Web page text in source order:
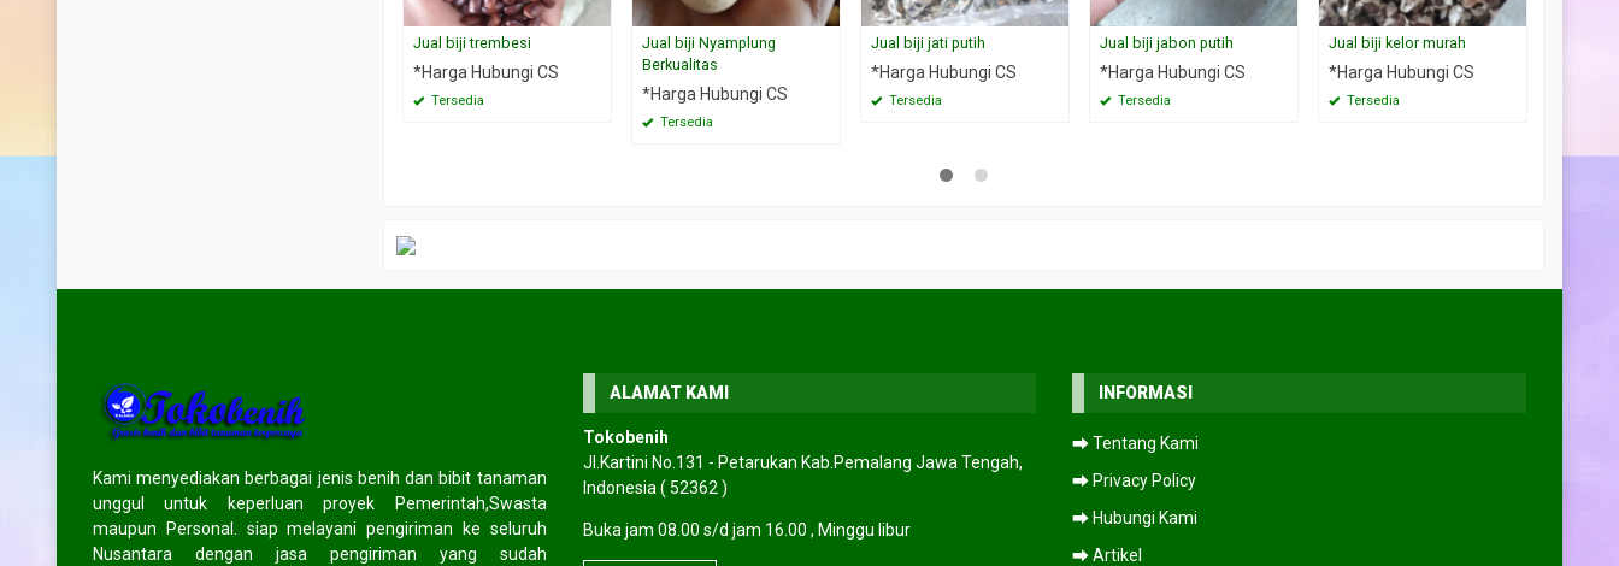
Jual biji trembesi
*Harga Hubungi CS
Tersedia
Jual biji Nyamplung
Berkualitas
*Harga Hubungi CS
Tersedia
Jual biji jati putih
*Harga Hubungi CS
Tersedia
Jual biji jabon putih
*Harga Hubungi CS
Tersedia
Jual biji kelor murah
*Harga Hubungi CS
Tersedia
Kami menyediakan berbagai jenis benih dan bibit tanaman
unggul untuk keperluan proyek Pemerintah,Swasta
maupun Personal. siap melayani pengiriman ke seluruh
Nusantara dengan jasa pengiriman yang sudah
ALAMAT KAMI
Tokobenih
Jl.Kartini No.131 - Petarukan Kab.Pemalang Jawa Tengah,
Indonesia ( 52362 )
Buka jam 08.00 s/d jam 16.00 , Minggu libur
INFORMASI
⮕ Tentang Kami
⮕ Privacy Policy
⮕ Hubungi Kami
⮕ Artikel